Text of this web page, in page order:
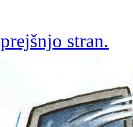
prejšnjo stran.